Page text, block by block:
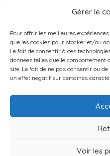
Gérer le
Pour offrir les meilleures
que les cookies pour stocker et/ou
Le fait de consentir à ces
données telles que le comportement
site. Le fait de ne pas consentir ou
un effet négatif sur certaines
Voir les
Instagram
Contact